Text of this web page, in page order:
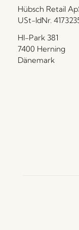
Hübsch Retail
USt-IdNr.
HI-Park 381
7400 Herning
Dänemark